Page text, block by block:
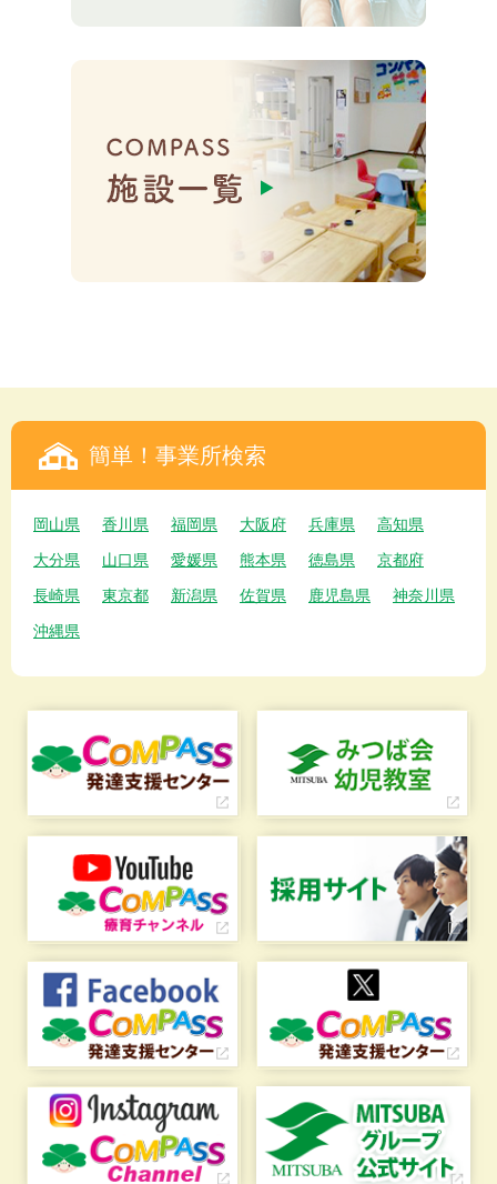
簡単！事業所検索
岡山県 香川県 福岡県 大阪府 兵庫県
高知県
大分県
山口県 愛媛県 熊本県 徳島県
京都府
長崎県
東京都 新潟県 佐賀県 鹿児島県
神奈川県
沖縄県